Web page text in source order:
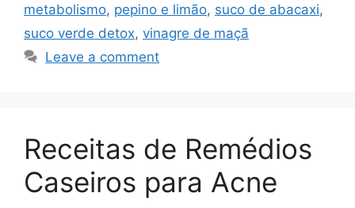
metabolismo, pepino e limão, suco de abacaxi,
suco verde detox, vinagre de maçã
Leave a comment
Receitas de Remédios
Caseiros para Acne